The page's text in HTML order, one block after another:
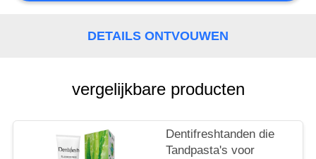
DETAILS ONTVOUWEN
vergelijkbare producten
Dentifreshtanden die
Tandpasta's voor